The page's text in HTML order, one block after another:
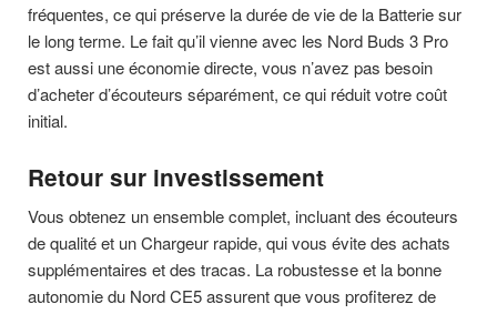
fréquentes, ce qui préserve la durée de vie de la Batterie sur
le long terme. Le fait qu’il vienne avec les Nord Buds 3 Pro
est aussi une économie directe, vous n’avez pas besoin
d’acheter d’écouteurs séparément, ce qui réduit votre coût
initial.
Retour sur investissement
Vous obtenez un ensemble complet, incluant des écouteurs
de qualité et un Chargeur rapide, qui vous évite des achats
supplémentaires et des tracas. La robustesse et la bonne
autonomie du Nord CE5 assurent que vous profiterez de